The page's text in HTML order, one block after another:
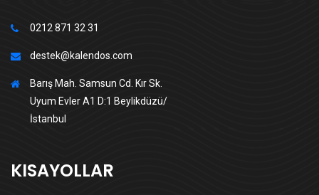
0212 871 32 31
destek@kalendos.com
Barış Mah. Samsun Cd. Kır Sk.
Uyum Evler A1 D:1 Beylikdüzü/
İstanbul
KISAYOLLAR